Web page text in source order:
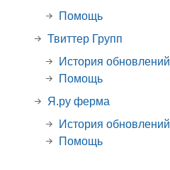
Помощь
Твиттер Групп
История обновлений
Помощь
Я.ру ферма
История обновлений
Помощь